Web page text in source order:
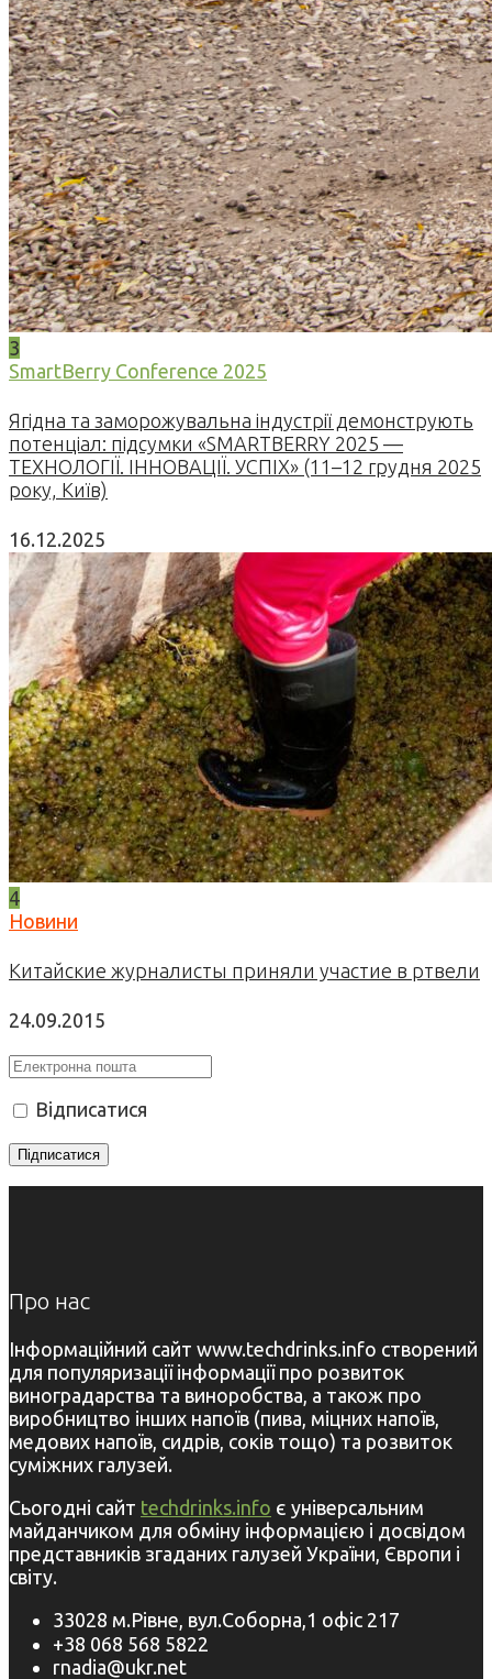
3
SmartBerry Conference 2025
Ягідна та заморожувальна індустрії демонструють
потенціал: підсумки «SMARTBERRY 2025 —
ТЕХНОЛОГІЇ. ІННОВАЦІЇ. УСПІХ» (11–12 грудня 2025
року, Київ)
16.12.2025
4
Новини
Китайские журналисты приняли участие в ртвели
24.09.2015
Відписатися
Про нас
Інформаційний сайт www.techdrinks.info створений
для популяризації інформації про розвиток
виноградарства та виноробства, а також про
виробництво інших напоїв (пива, міцних напоїв,
медових напоїв, сидрів, соків тощо) та розвиток
суміжних галузей.
Сьогодні сайт techdrinks.info є універсальним
майданчиком для обміну інформацією і досвідом
представників згаданих галузей України, Європи і
світу.
33028 м.Рівне, вул.Соборна,1 офіс 217
+38 068 568 5822
rnadia@ukr.net